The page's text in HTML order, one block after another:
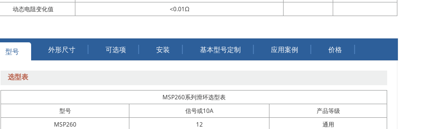
动态电阻变化值
<0.01Ω
型号 外形尺寸 可选项 安装 基本型号定制 应用案例 价格
选型表
MSP260系列滑环选型表
型号
信号或10A
产品等级
MSP260
12
通用